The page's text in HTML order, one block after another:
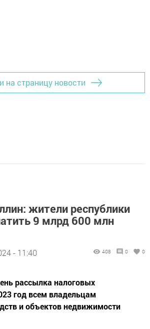
на страницу новости
жители республики
9 млрд 600 млн
- 11:40 408 0 0
рассылка налоговых
год всем владельцам
и объектов недвижимости